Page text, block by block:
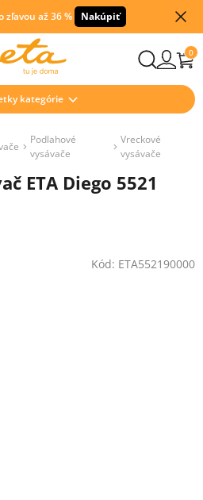
zľavou až 36 % Nakúpiť
0
kategórie
Podlahové
vysávače
Vreckové
vysávače
ETA Diego 5521
Kód: ETA552190000